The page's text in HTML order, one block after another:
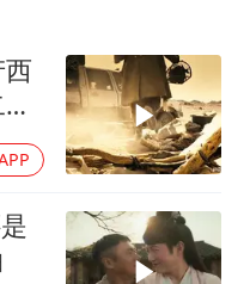
位“三连降”
哪吒汽车南宁工厂设备降价20%拍卖
局 实干挑大梁